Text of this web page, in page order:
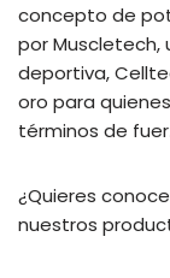
concepto de
por Muscletech,
deportiva,
oro para
términos de
¿Quieres
nuestros